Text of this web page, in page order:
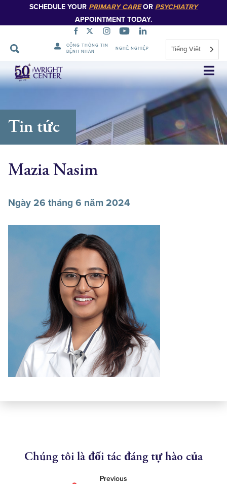
SCHEDULE YOUR PRIMARY CAREOR PSYCHIATRY
APPOINTMENT TODAY.
CỔNG THÔNG TIN
BỆNH NHÂN
NGHỀ NGHIỆP Tiếng Việt
Bỏ
qua
điều
Tin tức
Mazia Nasim
Ngày 26 tháng 6 năm 2024
Chúng tôi là đối tác đáng tự hào của
Previous